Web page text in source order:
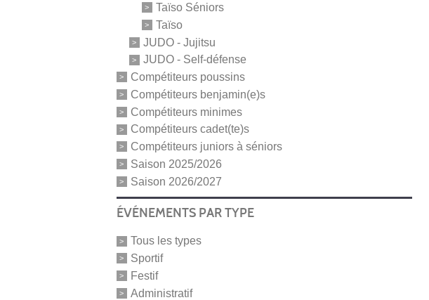
Taïso Séniors
Taïso
JUDO - Jujitsu
JUDO - Self-défense
Compétiteurs poussins
Compétiteurs benjamin(e)s
Compétiteurs minimes
Compétiteurs cadet(te)s
Compétiteurs juniors à séniors
Saison 2025/2026
Saison 2026/2027
ÉVÉNEMENTS PAR TYPE
Tous les types
Sportif
Festif
Administratif